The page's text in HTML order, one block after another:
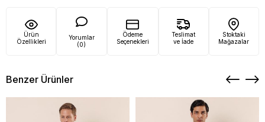
Ürün
Özellikleri
Yorumlar
(0)
Ödeme
Seçenekleri
Teslimat
ve İade
Stoktaki
Mağazalar
Benzer Ürünler